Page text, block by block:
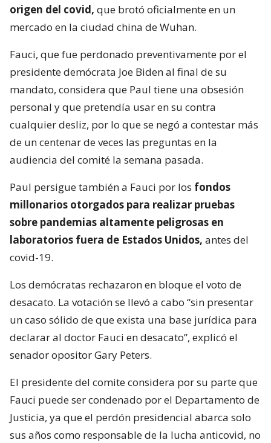
origen del covid, que brotó oficialmente en un
mercado en la ciudad china de Wuhan.
Fauci, que fue perdonado preventivamente por el
presidente demócrata Joe Biden al final de su
mandato, considera que Paul tiene una obsesión
personal y que pretendía usar en su contra
cualquier desliz, por lo que se negó a contestar más
de un centenar de veces las preguntas en la
audiencia del comité la semana pasada.
Paul persigue también a Fauci por los fondos
millonarios otorgados para realizar pruebas
sobre pandemias altamente peligrosas en
laboratorios fuera de Estados Unidos, antes del
covid-19.
Los demócratas rechazaron en bloque el voto de
desacato. La votación se llevó a cabo “sin presentar
un caso sólido de que exista una base jurídica para
declarar al doctor Fauci en desacato”, explicó el
senador opositor Gary Peters.
El presidente del comite considera por su parte que
Fauci puede ser condenado por el Departamento de
Justicia, ya que el perdón presidencial abarca solo
sus años como responsable de la lucha anticovid, no